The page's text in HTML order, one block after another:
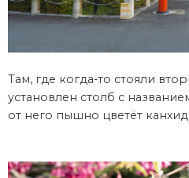
Там, где когда-то стояли
установлен столб с
от него пышно цветёт